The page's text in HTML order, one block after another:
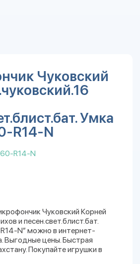
Чуковский
Умка
R14-N
R14-N
Чуковский Корней
и песен.свет.блист.бат.
N” можно в интернет-
Выгодные цены. Быстрая
Покупайте игрушки в